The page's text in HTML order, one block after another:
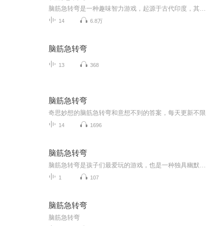
14 6.8万
脑筋急转弯
13 368
脑筋急转弯
奇思妙想的脑筋急转弯和意想不到的答案，每天更新不限
14 1696
脑筋急转弯
1 107
脑筋急转弯
脑筋急转弯